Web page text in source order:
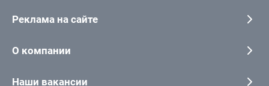
Реклама на сайте
О компании
Наши вакансии